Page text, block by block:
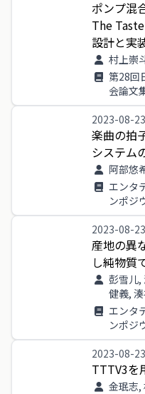
ポンプ混
The Taste
設計と実
村上崇
第28回
会論文
2023-08-23
楽曲の拍
システム
阿部悠
エンタ
ンポジ
2023-08-23
産地の異
し純物質
彭雪儿,
健義,
エンタ
ンポジ
2023-08-23
TTTV3を
金珉志,